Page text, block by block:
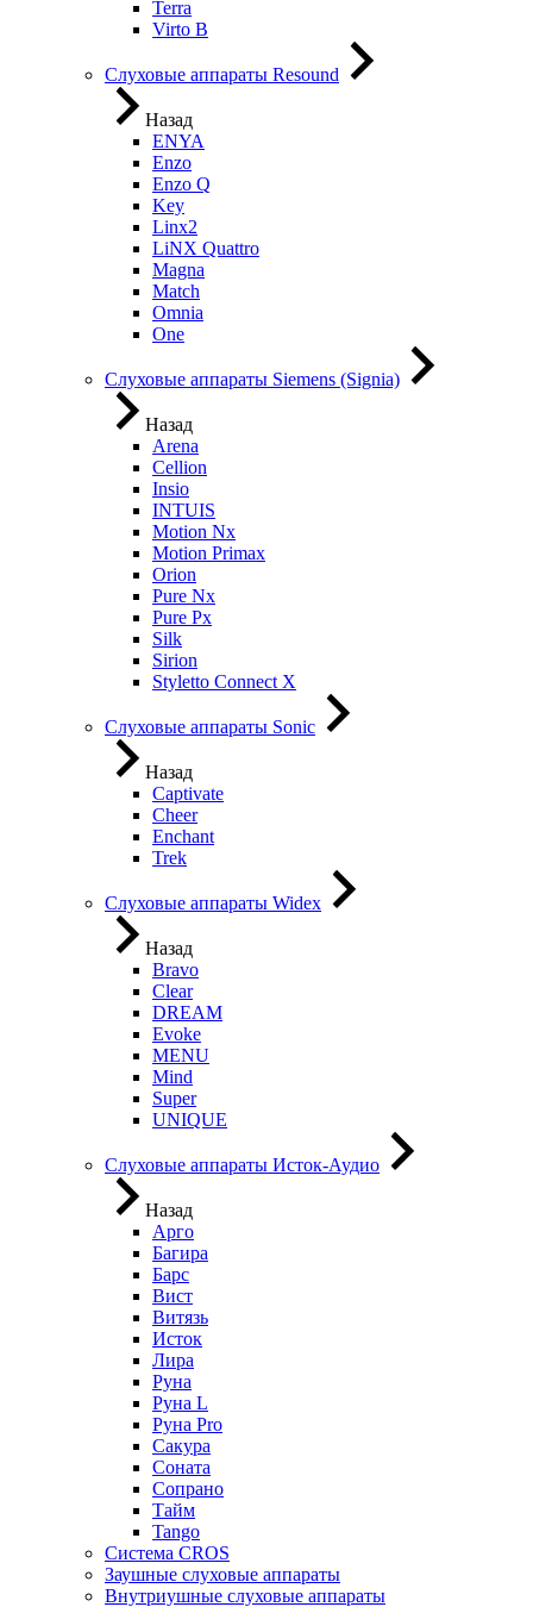
Terra
Virto B
Слуховые аппараты Resound
Назад
ENYA
Enzo
Enzo Q
Key
Linx2
LiNX Quattro
Magna
Match
Omnia
One
Слуховые аппараты Siemens (Signia)
Назад
Arena
Cellion
Insio
INTUIS
Motion Nx
Motion Primax
Orion
Pure Nx
Pure Px
Silk
Sirion
Styletto Connect X
Слуховые аппараты Sonic
Назад
Captivate
Cheer
Enchant
Trek
Слуховые аппараты Widex
Назад
Bravo
Clear
DREAM
Evoke
MENU
Mind
Super
UNIQUE
Слуховые аппараты Исток-Аудио
Назад
Арго
Багира
Барс
Вист
Витязь
Исток
Лира
Руна
Руна L
Руна Pro
Сакура
Соната
Сопрано
Тайм
Tango
Система CROS
Заушные слуховые аппараты
Внутриушные слуховые аппараты